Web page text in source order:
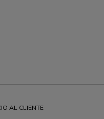
AL CLIENTE